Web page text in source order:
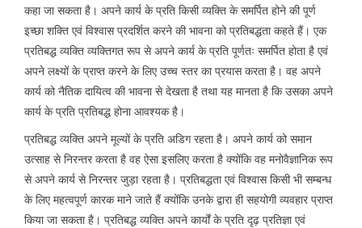
कहा जा सकता है। अपने कार्य के प्रति किसी व्यक्ति के समर्पित होने की पूर्ण
इच्छा शक्ति एवं विश्वास प्रदर्शित करने की भावना को प्रतिबद्धता कहते हैं। एक
प्रतिबद्ध व्यक्ति व्यक्तिगत रूप से अपने कार्य के प्रति पूर्णतः समर्पित होता है एवं
अपने लक्ष्यों के प्राप्त करने के लिए उच्च स्तर का प्रयास करता है। वह अपने
कार्य को नैतिक दायित्व की भावना से देखता है तथा यह मानता है कि उसका अपने
कार्य के प्रति प्रतिबद्ध होना आवश्यक है।
प्रतिबद्ध व्यक्ति अपने मूल्यों के प्रति अडिग रहता है। अपने कार्य को समान
उत्साह से निरन्तर करता है वह ऐसा इसलिए करता है क्योंकि वह मनोवैज्ञानिक रूप
से अपने कार्य से निरन्तर जुड़ा रहता है। प्रतिबद्धता एवं विश्वास किसी भी सम्बन्ध
के लिए महत्वपूर्ण कारक माने जाते हैं क्योंकि उनके द्वारा ही सहयोगी व्यवहार प्राप्त
किया जा सकता है। प्रतिबद्ध व्यक्ति अपने कार्यों के प्रति दृढ़ प्रतिज्ञा एवं